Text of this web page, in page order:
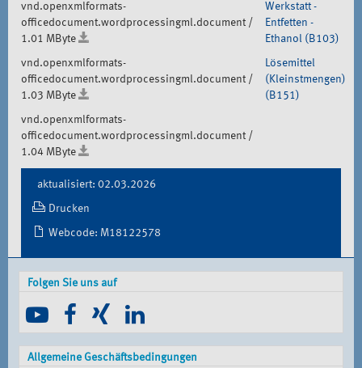
vnd.openxmlformats-
officedocument.wordprocessingml.document /
1.01 MByte
Werkstatt -
Entfetten -
Ethanol (B103)
vnd.openxmlformats-
officedocument.wordprocessingml.document /
1.03 MByte
Lösemittel
(Kleinstmengen)
(B151)
vnd.openxmlformats-
officedocument.wordprocessingml.document /
1.04 MByte
Document
aktualisiert: 02.03.2026
Drucken
Webcode: M18122578
Folgen Sie uns auf
Allgemeine Geschäftsbedingungen